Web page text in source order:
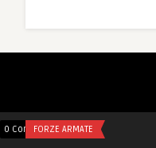
0 CommentsFORZE ARMATE